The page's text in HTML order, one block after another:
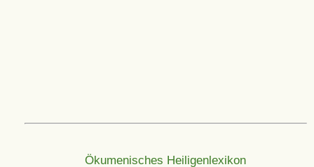
Ökumenisches Heiligenlexikon